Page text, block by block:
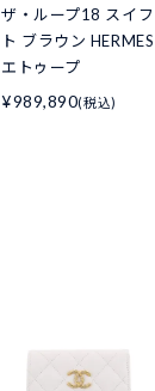
ザ・ループ18 スイフ
ト ブラウン HERMES
エトゥープ
¥989,890(税込)